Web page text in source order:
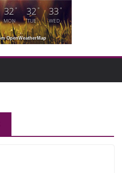
32°
MON
32 °
TUE
33 °
WED
OpenWeatherMap